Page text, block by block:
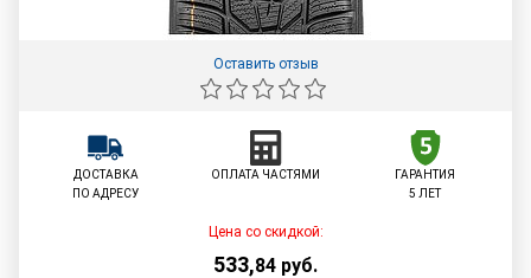
Оставить отзыв
ДОСТАВКА
ПО АДРЕСУ
ОПЛАТА ЧАСТЯМИ
ГАРАНТИЯ
5 ЛЕТ
Цена со скидкой:
533,84 руб.